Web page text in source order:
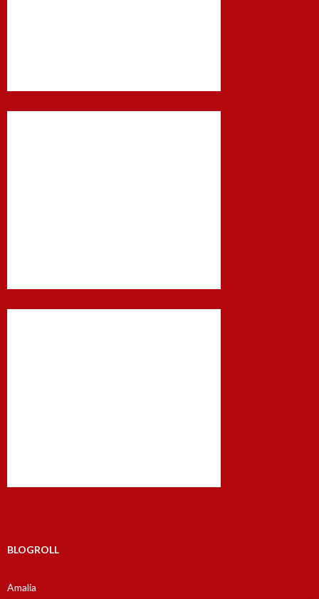
BLOGROLL
Amalia